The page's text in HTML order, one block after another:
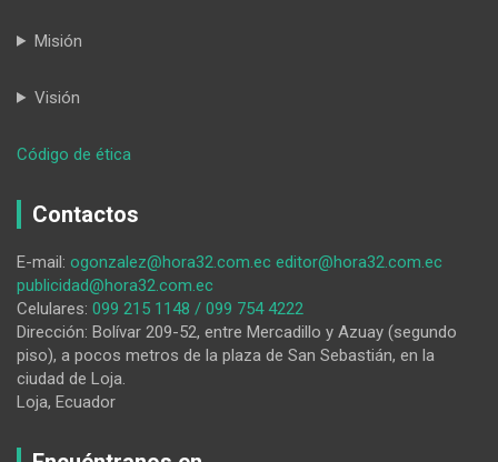
Misión
Visión
Código de ética
la
y
la
ignorancia
Contactos
E-mail: ogonzalez@hora32.com.ec editor@hora32.com.ec
publicidad@hora32.com.ec
Celulares: 099 215 1148 / 099 754 4222
Dirección: Bolívar 209-52, entre Mercadillo y Azuay (segundo
piso), a pocos metros de la plaza de San Sebastián, en la
ciudad de Loja.
Loja, Ecuador